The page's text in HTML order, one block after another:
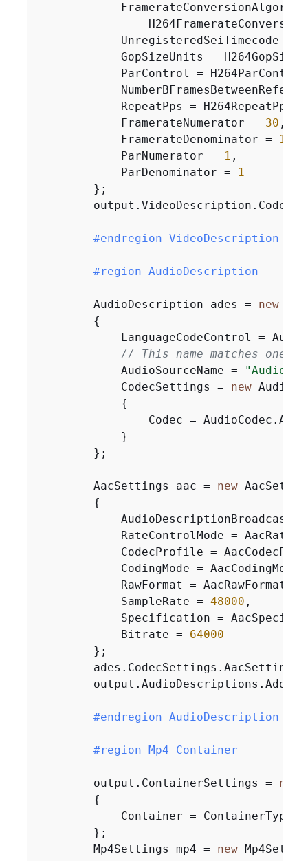
UnregisteredSeiTimecode =
GopSizeUnits =
ParControl =
RepeatPps =
            FramerateNumerator =
30 ,
            FramerateDenominator =
1
            ParNumerator =
1 ,
            ParDenominator =
1
        };
#endregion VideoDescription
#region AudioDescription
        AudioDescription ades =
new
{
LanguageCodeControl =
// This name matches one
            AudioSourceName =
"Audio
            CodecSettings =
new
{
                Codec = AudioCodec.AAC
            }
        };
        AacSettings aac =
new
{
RateControlMode =
CodecProfile =
CodingMode =
RawFormat =
            SampleRate =
48000 ,
Specification =
            Bitrate =
64000
        };
ades.CodecSettings.AacSettings
#endregion AudioDescription
#region Mp4 Container
        output.ContainerSettings =
new
{
Container =
        };
        Mp4Settings mp4 =
new